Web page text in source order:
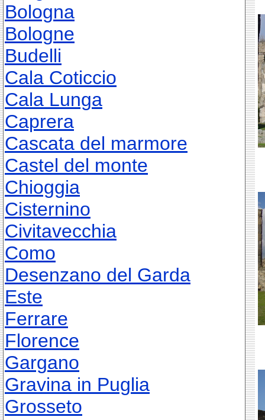
Bologna
Bologne
Budelli
Cala Coticcio
Cala Lunga
Caprera
Cascata del marmore
Castel del monte
Chioggia
Cisternino
Civitavecchia
Como
Desenzano del Garda
Este
Ferrare
Florence
Gargano
Gravina in Puglia
Grosseto